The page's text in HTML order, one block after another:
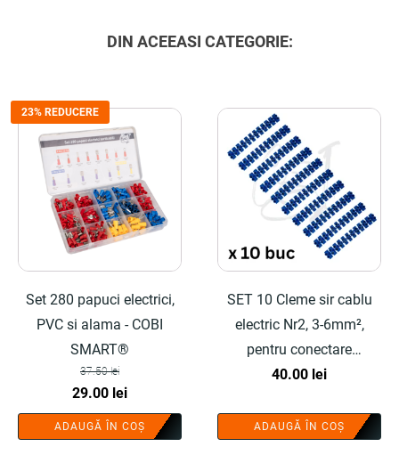
DIN ACEEASI CATEGORIE:
23% REDUCERE
Set 280 papuci electrici,
PVC si alama - COBI
SMART®
37.50lei
Prețul
inițial
a
29.00 leiPrețul
curent
este:
ADAUGĂ ÎN COȘ
SET 10 Cleme sir cablu
electric Nr2, 3-6mm²,
pentru conectare
conductori electrici,
rezistenta - COBI
40.00 lei
ADAUGĂ ÎN COȘ